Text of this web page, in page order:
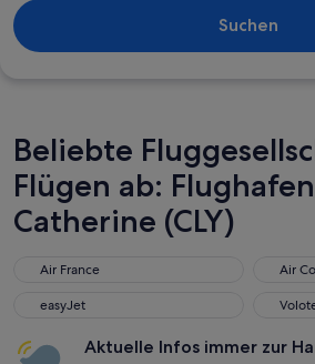
Suchen
Beliebte
Flügen ab:
Catherine (CLY)
Air France
Air
easyJet
Aktuelle Infos immer zur